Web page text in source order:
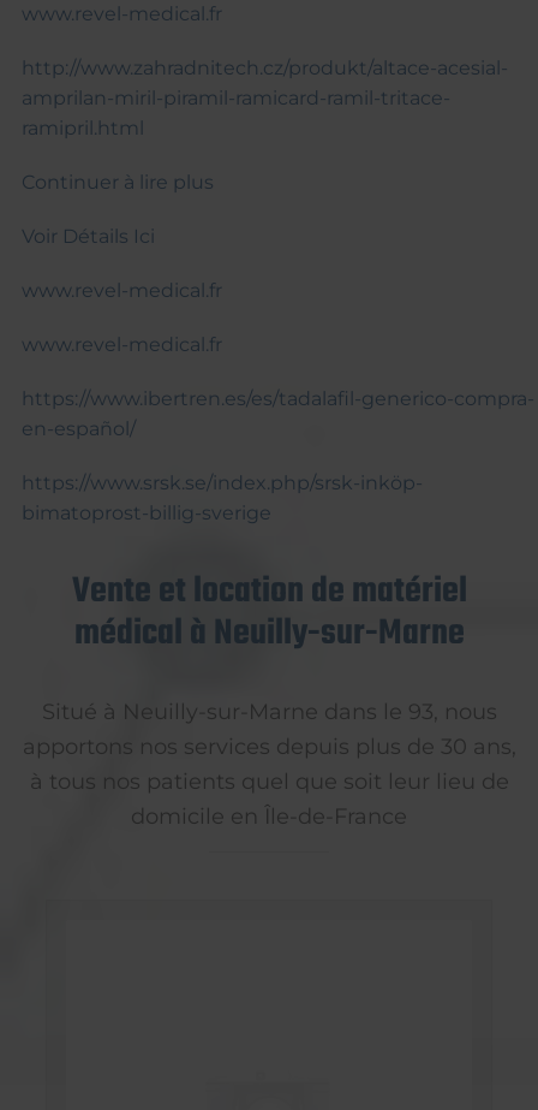
www.revel-medical.fr
http://www.zahradnitech.cz/produkt/altace-acesial-
amprilan-miril-piramil-ramicard-ramil-tritace-
ramipril.html
Continuer à lire plus
Voir Détails Ici
www.revel-medical.fr
www.revel-medical.fr
https://www.ibertren.es/es/tadalafil-generico-compra-
en-español/
https://www.srsk.se/index.php/srsk-inköp-
bimatoprost-billig-sverige
Vente et location de matériel
médical à Neuilly-sur-Marne
Situé à Neuilly-sur-Marne dans le 93, nous
apportons nos services depuis plus de 30 ans,
à tous nos patients quel que soit leur lieu de
domicile en Île-de-France